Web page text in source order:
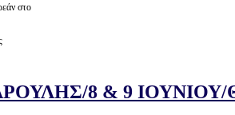
στο
8 & 9